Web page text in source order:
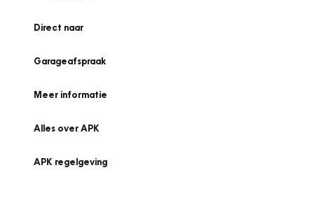
Direct naar
Garageafspraak
Meer informatie
Alles over APK
APK regelgeving